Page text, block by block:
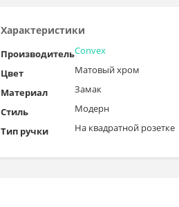
Характеристики
ПроизводительConvex
Цвет
Матовый хром
Материал
Замак
Стиль
Модерн
Тип ручки
На квадратной розетке